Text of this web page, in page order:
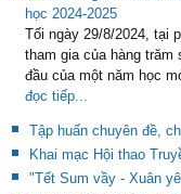
đọc tiếp...
Thực hiện theo kế
năm 2024. Khoa Giáo
cho 05 sinh viên của 02
động Khoa Giáo dục
Chiều ngày 14/09/